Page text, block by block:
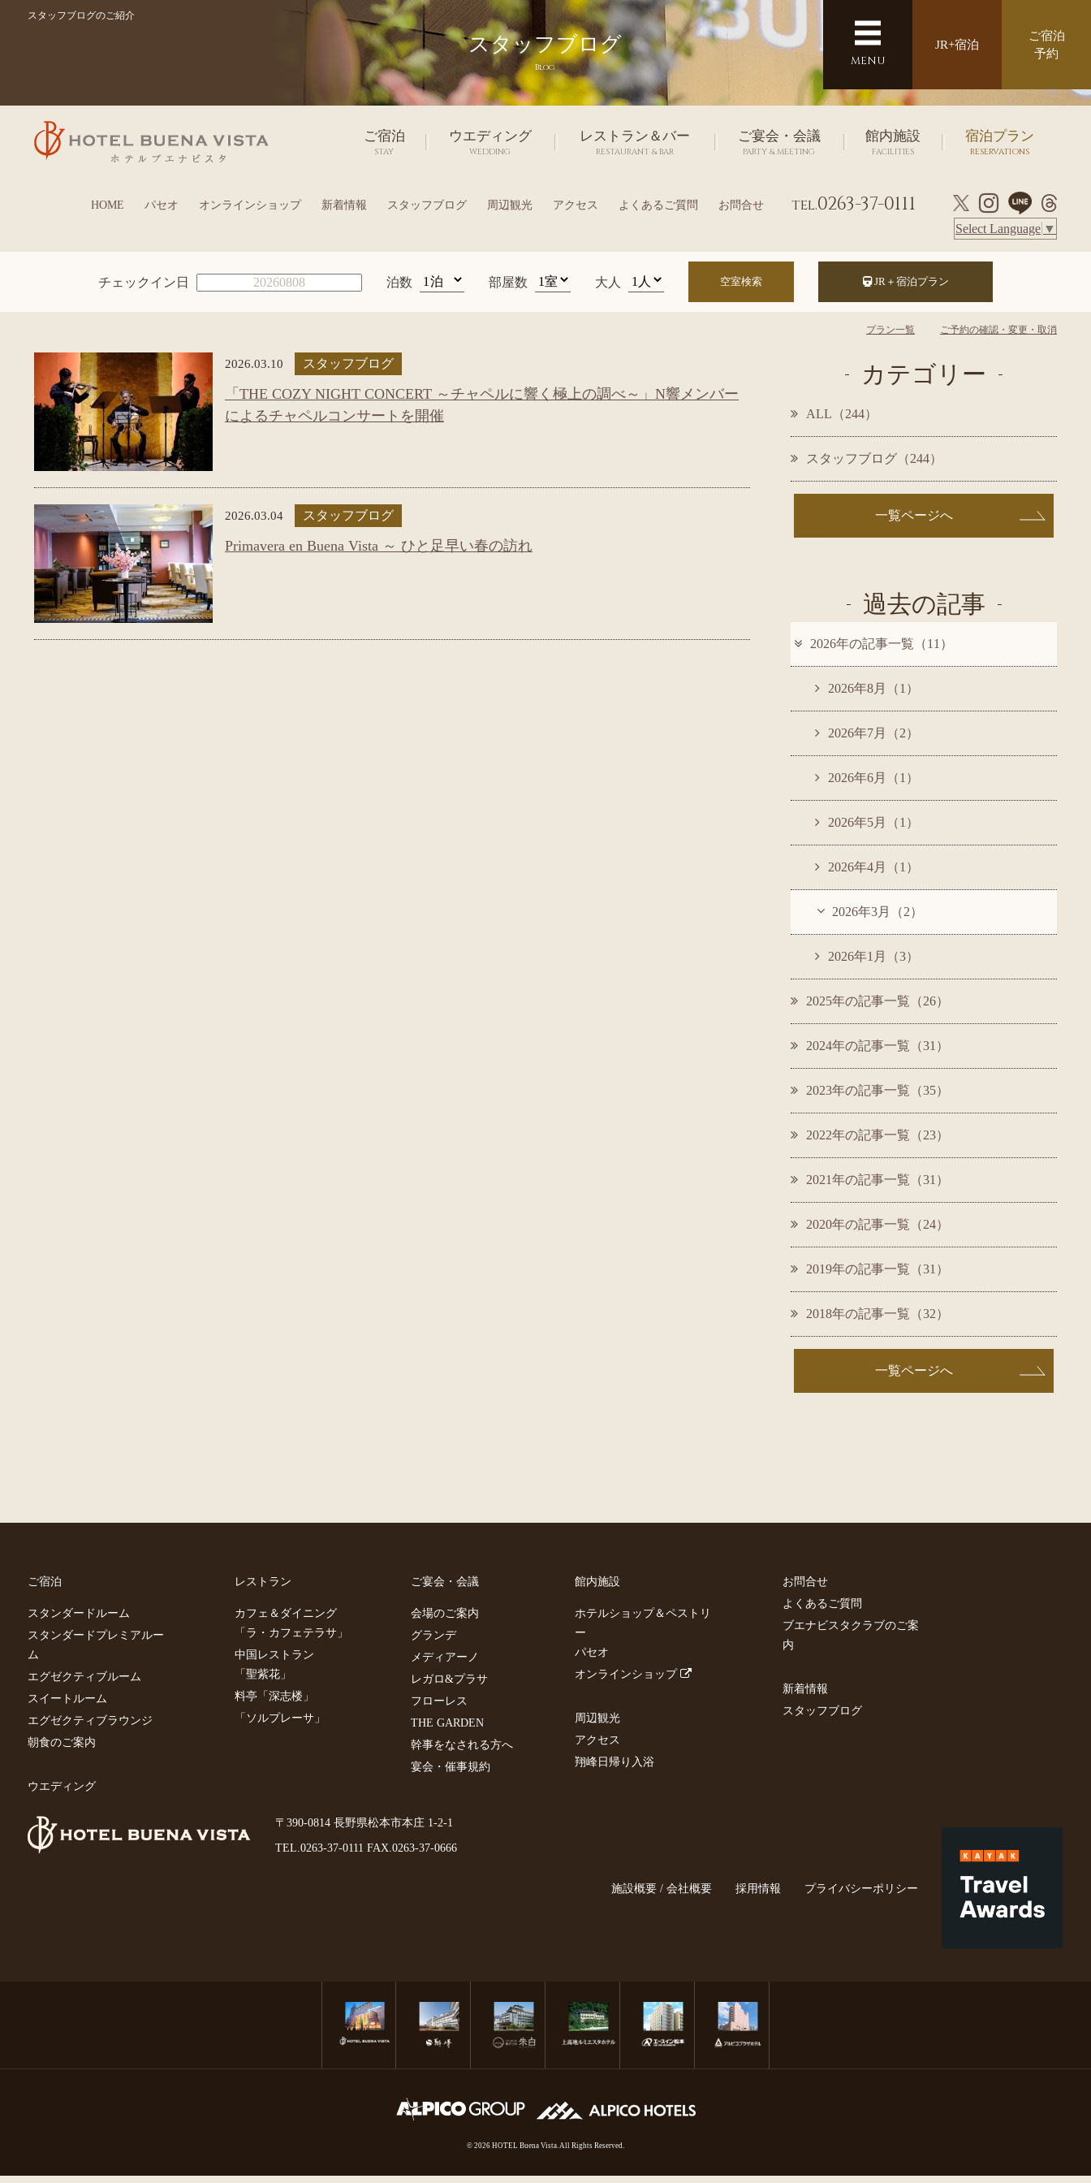
スタッフブログのご紹介
スタッフブログ
Blog
ご宿泊
STAY
ウエディング
WEDDING
レストラン＆バー
RESTAURANT & BAR
ご宴会・会議
PARTY & MEETING
館内施設
FACILITIES
宿泊プラン
RESERVATIONS
HOME パセオ オンラインショップ 新着情報 スタッフブログ 周辺観光 アクセス よくあるご質問 お問合せ tel.0263-37-0111
Select Language ▼
チェックイン日 泊数 部屋数 大人 JR＋宿泊プラン
プラン一覧 ご予約の確認・変更・取消
2026.03.10 スタッフブログ
「THE COZY NIGHT CONCERT ～チャペルに響く極上の調べ～」N響メンバー
によるチャペルコンサートを開催
2026.03.04 スタッフブログ
Primavera en Buena Vista ～ ひと足早い春の訪れ
カテゴリー
ALL（244）
スタッフブログ（244）
一覧ページへ
過去の記事
2026年の記事一覧（11）
2026年8月（1）
2026年7月（2）
2026年6月（1）
2026年5月（1）
2026年4月（1）
2026年3月（2）
2026年1月（3）
2025年の記事一覧（26）
2024年の記事一覧（31）
2023年の記事一覧（35）
2022年の記事一覧（23）
2021年の記事一覧（31）
2020年の記事一覧（24）
2019年の記事一覧（31）
2018年の記事一覧（32）
一覧ページへ
ご宿泊
スタンダードルーム
スタンダードプレミアルー
ム
エグゼクティブルーム
スイートルーム
エグゼクティブラウンジ
朝食のご案内
ウエディング
レストラン
カフェ＆ダイニング
「ラ・カフェテラサ」
中国レストラン
「聖紫花」
料亭「深志楼」
「ソルプレーサ」
ご宴会・会議
会場のご案内
グランデ
メディアーノ
レガロ&プラサ
フローレス
THE GARDEN
幹事をなされる方へ
宴会・催事規約
館内施設
ホテルショップ＆ペストリ
ー
パセオ
オンラインショップ
周辺観光
アクセス
翔峰日帰り入浴
お問合せ
よくあるご質問
ブエナビスタクラブのご案
内
新着情報
スタッフブログ
〒390-0814 長野県松本市本庄 1-2-1
TEL.0263-37-0111 FAX.0263-37-0666
施設概要 / 会社概要 採用情報 プライバシーポリシー
© 2026 HOTEL Buena Vista. All Rights Reserved.
MENU
JR+宿泊
ご宿泊
予約